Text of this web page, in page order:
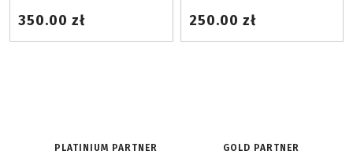
350.00 zł 250.00 zł
PLATINIUM PARTNER GOLD PARTNER